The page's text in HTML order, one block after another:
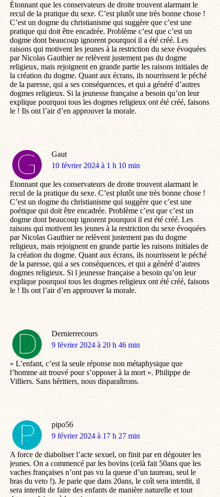
Étonnant que les conservateurs de droite trouvent alarmant le
recul de la pratique du sexe. C’est plutôt une très bonne chose !
C’est un dogme du christianisme qui suggère que c’est une
pratique qui doit être encadrée. Problème c’est que c’est un
dogme dont beaucoup ignorent pourquoi il a été créé. Les
raisons qui motivent les jeunes à la restriction du sexe évoquées
par Nicolas Gauthier ne relèvent justement pas du dogme
religieux, mais rejoignent en grande partie les raisons initiales de
la création du dogme. Quant aux écrans, ils nourrissent le péché
de la paresse, qui a ses conséquences, et qui a généré d’autres
dogmes religieux. Si la jeunesse française a besoin qu’on leur
explique pourquoi tous les dogmes religieux ont été créé, faisons
le ! Ils ont l’air d’en approuver la morale.
Gaut
dit
10 février 2024 à 1 h 10 min
Étonnant que les conservateurs de droite trouvent alarmant le
recul de la pratique du sexe. C’est plutôt une très bonne chose !
C’est un dogme du christianisme qui suggère que c’est une
poétique qui doit être encadrée. Problème c’est que c’est un
dogme dont beaucoup ignorent pourquoi il est été créé. Les
raisons qui motivent les jeunes à la restriction du sexe évoquées
par Nicolas Gauthier ne relèvent justement pas du dogme
religieux, mais rejoignent en grande partie les raisons initiales de
la création du dogme. Quant aux écrans, ils nourrissent le péché
de la paresse, qui a ses conséquences, et qui a généré d’autres
dogmes religieux. Si l jeunesse française a besoin qu’on leur
explique pourquoi tous les dogmes religieux ont été créé, faisons
le ! Ils ont l’air d’en approuver la morale.
Dernierrecours
dit
9 février 2024 à 20 h 46 min
« L’enfant, c’est la seule réponse non métaphysique que
l’homme ait trouvé pour s’opposer à la mort ». Philippe de
Villiers. Sans héritiers, nous disparaîtrons.
pipo56
dit
9 février 2024 à 17 h 27 min
A force de diaboliser l’acte sexuel, on finit par en dégouter les
jeunes. On a commencé par les bovins (celà fait 50ans que les
vaches françaises n’ont pas vu la queue d’un taureau, seul le
bras du veto !). Je parie que dans 20ans, le coît sera interdit, il
sera interdit de faire des enfants de manière naturelle et tout